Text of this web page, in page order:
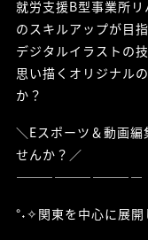
就労支援B型事業所リ
のスキルアップが目
デジタルイラストの
思い描くオリジナル
か？
＼Eスポーツ＆動画
せんか？／
——————————
°˖✧関東を中心に展